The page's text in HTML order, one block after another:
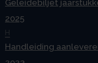
Geleidebiljet
2025
H
Handleiding